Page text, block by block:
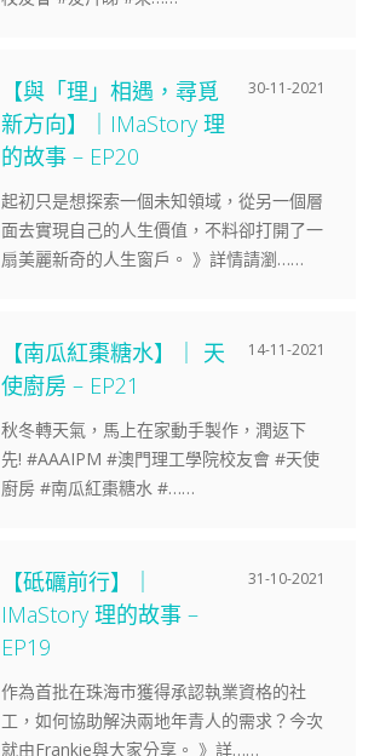
【與「理」相遇，尋覓
新方向】｜IMaStory 理
的故事 – EP20
30-11-2021
起初只是想探索一個未知領域，從另一個層
面去實現自己的人生價值，不料卻打開了一
扇美麗新奇的人生窗戶。 》詳情請瀏……
【南瓜紅棗糖水】｜ 天
使廚房 – EP21
14-11-2021
秋冬轉天氣，馬上在家動手製作，潤返下
先! #AAAIPM #澳門理工學院校友會 #天使
廚房 #南瓜紅棗糖水 #……
【砥礪前行】｜
IMaStory 理的故事 –
EP19
31-10-2021
作為首批在珠海巿獲得承認執業資格的社
工，如何協助解決兩地年青人的需求？今次
就由Frankie與大家分享。 》詳……